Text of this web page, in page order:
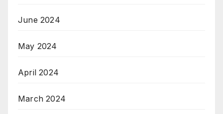
June 2024
May 2024
April 2024
March 2024